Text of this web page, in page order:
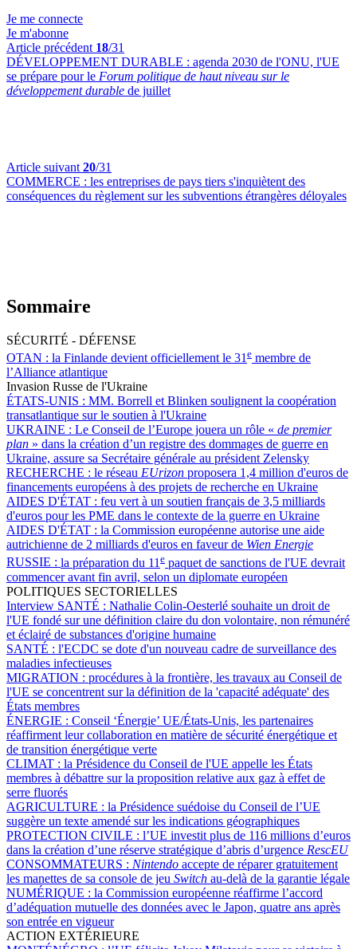
Je me connecte
Je m'abonne
Article précédent 18/31
DÉVELOPPEMENT DURABLE : agenda 2030 de l'ONU, l'UE
se prépare pour le Forum politique de haut niveau sur le
développement durable de juillet
Article suivant 20/31
COMMERCE : les entreprises de pays tiers s'inquiètent des
conséquences du règlement sur les subventions étrangères déloyales
Sommaire
SÉCURITÉ - DÉFENSE
OTAN : la Finlande devient officiellement le 31 e membre de
l’Alliance atlantique
Invasion Russe de l'Ukraine
ÉTATS-UNIS : MM. Borrell et Blinken soulignent la coopération
transatlantique sur le soutien à l'Ukraine
UKRAINE : Le Conseil de l’Europe jouera un rôle « de premier
plan » dans la création d’un registre des dommages de guerre en
Ukraine, assure sa Secrétaire générale au président Zelensky
RECHERCHE : le réseau EUrizon proposera 1,4 million d'euros de
financements européens à des projets de recherche en Ukraine
AIDES D'ÉTAT : feu vert à un soutien français de 3,5 milliards
d'euros pour les PME dans le contexte de la guerre en Ukraine
AIDES D'ÉTAT : la Commission européenne autorise une aide
autrichienne de 2 milliards d'euros en faveur de Wien Energie
RUSSIE : la préparation du 11 e paquet de sanctions de l'UE devrait
commencer avant fin avril, selon un diplomate européen
POLITIQUES SECTORIELLES
Interview SANTÉ : Nathalie Colin-Oesterlé souhaite un droit de
l'UE fondé sur une définition claire du don volontaire, non rémunéré
et éclairé de substances d'origine humaine
SANTÉ : l'ECDC se dote d'un nouveau cadre de surveillance des
maladies infectieuses
MIGRATION : procédures à la frontière, les travaux au Conseil de
l'UE se concentrent sur la définition de la 'capacité adéquate' des
États membres
ÉNERGIE : Conseil ‘Énergie’ UE/États-Unis, les partenaires
réaffirment leur collaboration en matière de sécurité énergétique et
de transition énergétique verte
CLIMAT : la Présidence du Conseil de l'UE appelle les États
membres à débattre sur la proposition relative aux gaz à effet de
serre fluorés
AGRICULTURE : la Présidence suédoise du Conseil de l’UE
suggère un texte amendé sur les indications géographiques
PROTECTION CIVILE : l’UE investit plus de 116 millions d’euros
dans la création d’une réserve stratégique d’abris d’urgence RescEU
CONSOMMATEURS : Nintendo accepte de réparer gratuitement
les manettes de sa console de jeu Switch au-delà de la garantie légale
NUMÉRIQUE : la Commission européenne réaffirme l’accord
d’adéquation mutuelle des données avec le Japon, quatre ans après
son entrée en vigueur
ACTION EXTÉRIEURE